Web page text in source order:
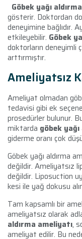
Göbek yağı
gösterir. Doktordan
deneyimine bağlıdır.
etkileyebilir. Göbek
doktorların deneyimli
arttırmıştır.
Ameliyatsız
Ameliyat olmadan
tedavisi gibi ek
prosedürler bulunur.
miktarda göbek
giderme oranı çok
Göbek yağı aldırma
değildir. Ameliyatsız
değildir. Liposuction
kesi ile yağ dokusu
Tam kapsamlı bir
ameliyatsız olarak
aldırma ameliyatı,
ameliyat edilir. Bu